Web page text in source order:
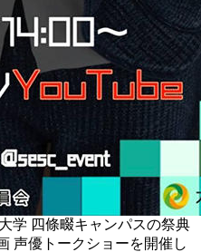
学 四條畷キャンパスの祭典
声優トークショーを開催し